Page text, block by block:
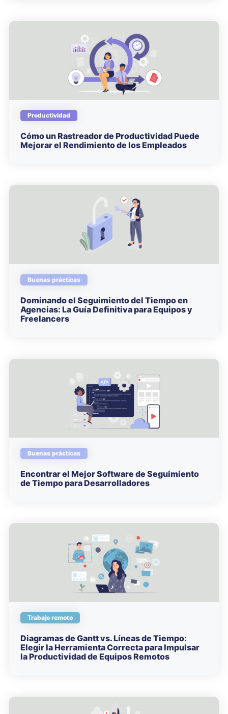
Productividad
Cómo un Rastreador de Productividad Puede
Mejorar el Rendimiento de los Empleados
Buenas prácticas
Dominando el Seguimiento del Tiempo en
Agencias: La Guía Definitiva para Equipos y
Freelancers
Buenas prácticas
Encontrar el Mejor Software de Seguimiento
de Tiempo para Desarrolladores
Trabajo remoto
Diagramas de Gantt vs. Líneas de Tiempo:
Elegir la Herramienta Correcta para Impulsar
la Productividad de Equipos Remotos